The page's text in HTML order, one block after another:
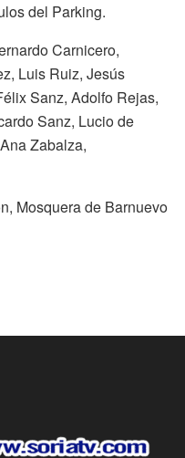
del Parking.
Carnicero,
Luis Ruiz, Jesús
Sanz, Adolfo Rejas,
Sanz, Lucio de
Zabalza,
de Barnuevo